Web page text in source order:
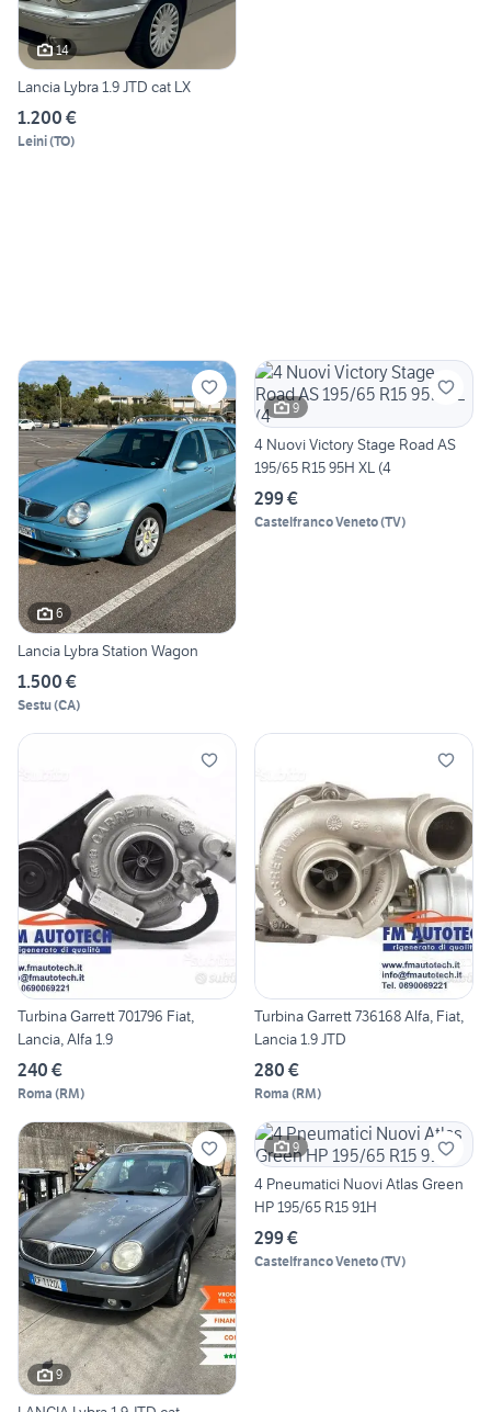
14
Lancia Lybra 1.9 JTD cat LX
1.200 €
Leini(TO)
6
Lancia Lybra Station Wagon
1.500 €
Sestu(CA)
9
4 Nuovi Victory Stage Road AS
195/65 R15 95H XL (4
299 €
Castelfranco Veneto(TV)
Turbina Garrett 701796 Fiat,
Lancia, Alfa 1.9
240 €
Roma (RM)
Turbina Garrett 736168 Alfa, Fiat,
Lancia 1.9 JTD
280 €
Roma (RM)
9
9
4 Pneumatici Nuovi Atlas Green
HP 195/65 R15 91H
299 €
Castelfranco Veneto(TV)